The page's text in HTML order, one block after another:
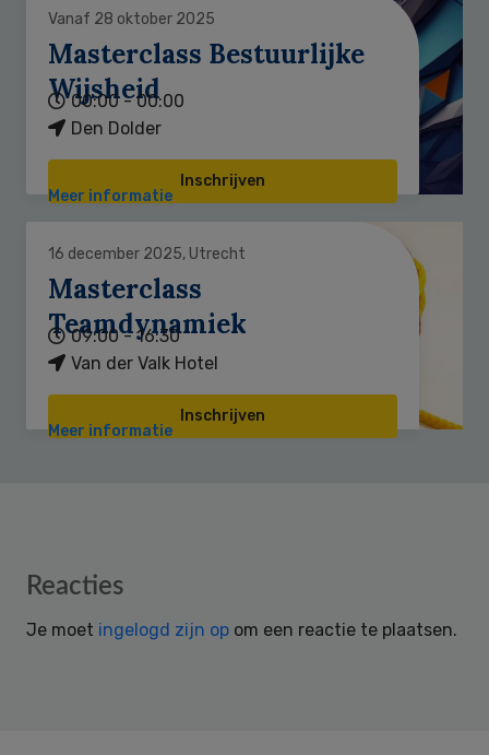
Vanaf 28 oktober 2025
Masterclass Bestuurlijke
Wijsheid
00:00 - 00:00
Den Dolder
Inschrijven
Meer informatie
16 december 2025, Utrecht
Masterclass
Teamdynamiek
09:00 - 16:30
Van der Valk Hotel
Inschrijven
Meer informatie
Reader
Reacties
Je moet ingelogd zijn op om een reactie te plaatsen.